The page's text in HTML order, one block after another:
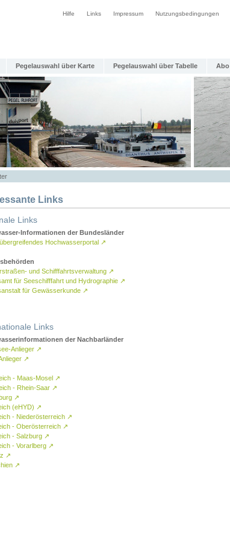
Hilfe Links Impressum Nutzungsbedingungen
Pegelauswahl über Karte Pegelauswahl über Tabelle Abo
Links
Links
Informationen der Bundesländer
Hochwasserportal ↗
und Schifffahrtsverwaltung ↗
für Seeschifffahrt und Hydrographie ↗
für Gewässerkunde ↗
Links
der Nachbarländer
Anlieger ↗
↗
- Maas-Mosel ↗
- Rhein-Saar ↗
↗
(eHYD) ↗
- Niederösterreich ↗
- Oberösterreich ↗
- Salzburg ↗
- Vorarlberg ↗
↗
↗